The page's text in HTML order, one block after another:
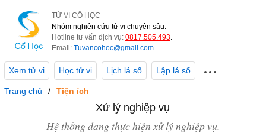
TỬ VI CỔ HỌC
Nhóm nghiên cứu tử vi chuyên sâu.
Hotline tư vấn dịch vụ: 0817.505.493.
Email: Tuvancohoc@gmail.com.
Xem tử vi Học tử vi Lịch lá số Lập lá số
Trang chủ Tiện ích
Xử lý nghiệp vụ
Hệ thống đang thực hiện xử lý nghiệp vụ.